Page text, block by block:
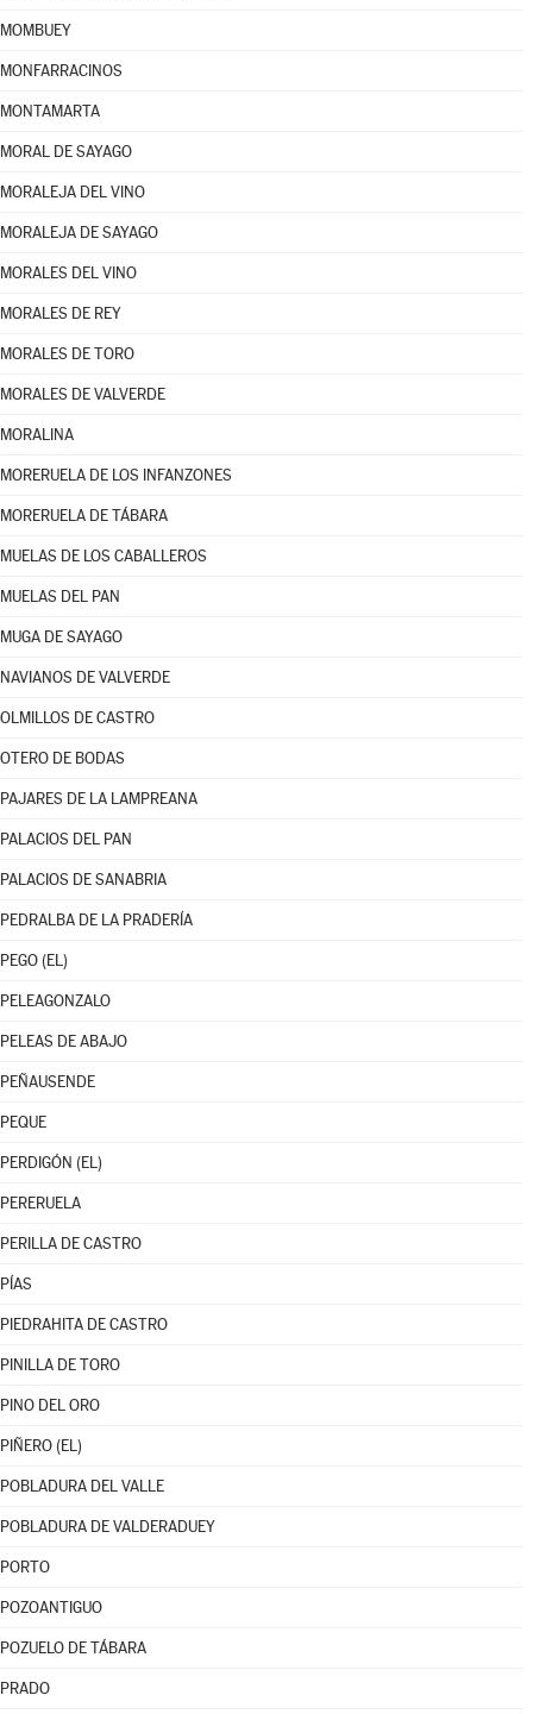
MOMBUEY
MONFARRACINOS
MONTAMARTA
MORAL DE SAYAGO
MORALEJA DEL VINO
MORALEJA DE SAYAGO
MORALES DEL VINO
MORALES DE REY
MORALES DE TORO
MORALES DE VALVERDE
MORALINA
MORERUELA DE LOS INFANZONES
MORERUELA DE TÁBARA
MUELAS DE LOS CABALLEROS
MUELAS DEL PAN
MUGA DE SAYAGO
NAVIANOS DE VALVERDE
OLMILLOS DE CASTRO
OTERO DE BODAS
PAJARES DE LA LAMPREANA
PALACIOS DEL PAN
PALACIOS DE SANABRIA
PEDRALBA DE LA PRADERÍA
PEGO (EL)
PELEAGONZALO
PELEAS DE ABAJO
PEÑAUSENDE
PEQUE
PERDIGÓN (EL)
PERERUELA
PERILLA DE CASTRO
PÍAS
PIEDRAHITA DE CASTRO
PINILLA DE TORO
PINO DEL ORO
PIÑERO (EL)
POBLADURA DEL VALLE
POBLADURA DE VALDERADUEY
PORTO
POZOANTIGUO
POZUELO DE TÁBARA
PRADO